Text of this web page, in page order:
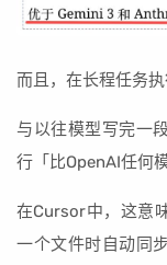
而且，在长程任务
与以往模型写完一
行「比OpenAI任何
在Cursor中，这意
一个文件时自动同